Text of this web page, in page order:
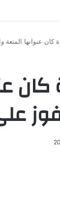
كان عنوانها المتعة
على